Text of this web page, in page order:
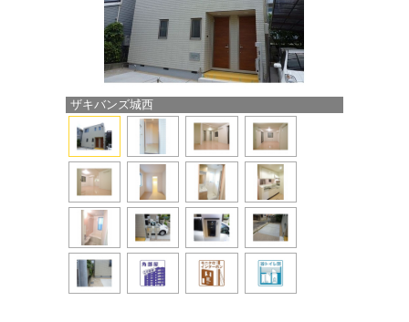
ザキバンズ城西